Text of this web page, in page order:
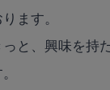
ます。
と、興味を持